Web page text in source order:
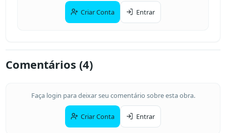
Criar Conta Entrar
Comentários (4)
Faça login para deixar seu comentário sobre esta obra.
Criar Conta Entrar